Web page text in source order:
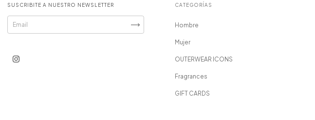
SUSCRIBITE A NUESTRO NEWSLETTER CATEGORÍAS
Hombre
Mujer
OUTERWEAR ICONS
Fragrances
GIFT CARDS